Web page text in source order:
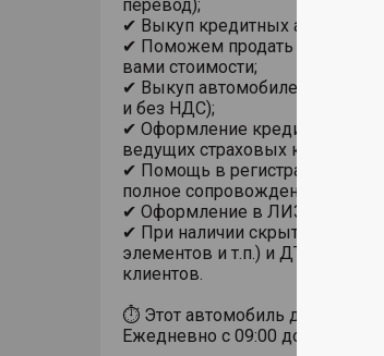
перевод);
✔ Выкуп кредитных
✔ Поможем продать
вами стоимости;
✔ Выкуп автомобилей у
и без НДС);
✔ Оформление кредита,
ведущих страховых компаний;
✔ Помощь в регистрации
полное сопровождение сделки;
✔ Оформление в ЛИЗИНГ;
✔ При наличии скрытых
элементов и т.п.) и ДТП
клиентов.
⏱ Этот автомобиль доступен к
Ежедневно с 09:00 до 21:00